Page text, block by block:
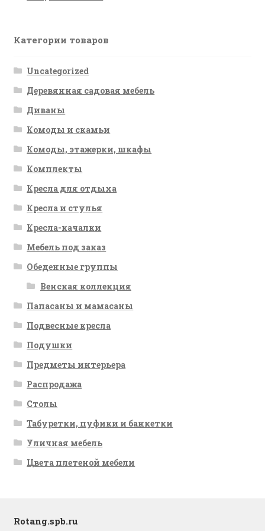
Категории товаров
Uncategorized
Деревянная садовая мебель
Диваны
Комоды и скамьи
Комоды, этажерки, шкафы
Комплекты
Кресла для отдыха
Кресла и стулья
Кресла-качалки
Мебель под заказ
Обеденные группы
Венская коллекция
Папасаны и мамасаны
Подвесные кресла
Подушки
Предметы интерьера
Распродажа
Столы
Табуретки, пуфики и банкетки
Уличная мебель
Цвета плетеной мебели
Rotang.spb.ru